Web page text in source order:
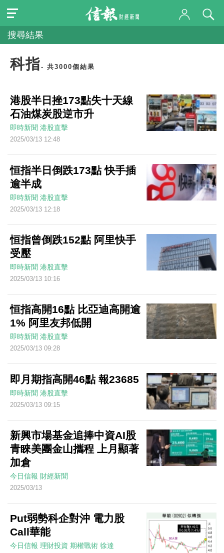
搜尋結果
科指- 共3000個結果
港股半日挫173點失十天線
石油煤炭股逆市升
即時新聞 港股直擊
2025/03/13 12:48
恒指半日倒跌173點 快手插
逾半成
即時新聞 港股直擊
2025/03/13 12:18
恒指曾倒跌152點 阿里快手
受壓
即時新聞 港股直擊
2025/03/13 10:16
恒指高開16點 比亞迪高開逾
1% 阿里友邦低開
即時新聞 港股直擊
2025/03/13 09:28
即月期指高開46點 報23685
即時新聞 港股直擊
2025/03/13 09:15
新興市場基金追捧中資AI股
青睞美團金山攜程 上月顯著
加倉
今日信報 財經新聞
2025/03/13
Put弱勢科企對沖 電力股
Call華能
今日信報 理財投資 期權戰術 徐達